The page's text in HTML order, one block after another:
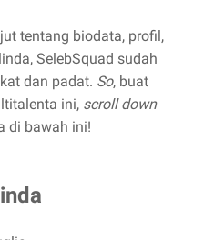
tentang biodata, profil,
SelebSquad sudah
dan padat. So, buat
ini, scroll down
di bawah ini!